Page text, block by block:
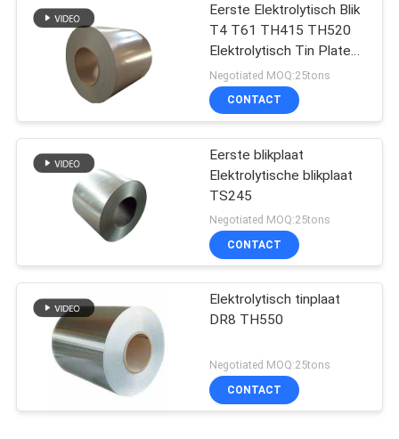
Eerste Elektrolytisch Blik
T4 T61 TH415 TH520
Elektrolytisch Tin Plate
SPTE TFS
Negotiated MOQ:25tons
CONTACT
Eerste blikplaat
Elektrolytische blikplaat
TS245
Negotiated MOQ:25tons
CONTACT
Elektrolytisch tinplaat
DR8 TH550
Negotiated MOQ:25tons
CONTACT